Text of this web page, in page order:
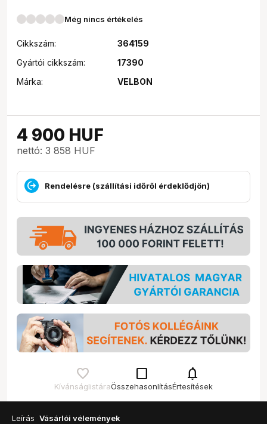
Még nincs értékelés
Cikkszám:
364159
Gyártói cikkszám:
17390
Márka:
VELBON
4 900 HUF
nettó: 3 858 HUF
Rendelésre (szállítási időről érdeklődjön)
Kívánságlistára
check_box_outline_blank
Összehasonlítás
notifications
Értesítések
Leírás Vásárlói vélemények